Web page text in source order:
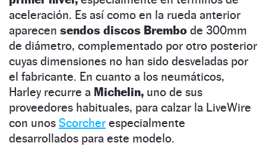
aceleración. Es así como en la rueda anterior
aparecen sendos discos Brembo de 300mm
de diámetro, complementado por otro posterior
cuyas dimensiones no han sido desveladas por
el fabricante. En cuanto a los neumáticos,
Harley recurre a Michelin, uno de sus
proveedores habituales, para calzar la LiveWire
con unos Scorcher especialmente
desarrollados para este modelo.